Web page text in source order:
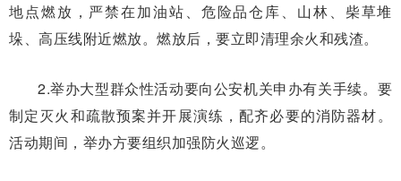
地点燃放，严禁在加油站、危险品仓库、山林、柴草堆
垛、高压线附近燃放。燃放后，要立即清理余火和残渣。
2.举办大型群众性活动要向公安机关申办有关手续。要
制定灭火和疏散预案并开展演练，配齐必要的消防器材。
活动期间，举办方要组织加强防火巡逻。